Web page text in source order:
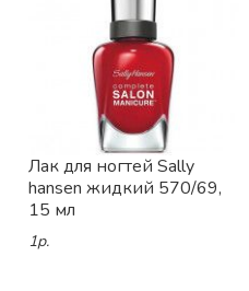
Лак для ногтей Sally
hansen жидкий 570/69,
15 мл
1р.